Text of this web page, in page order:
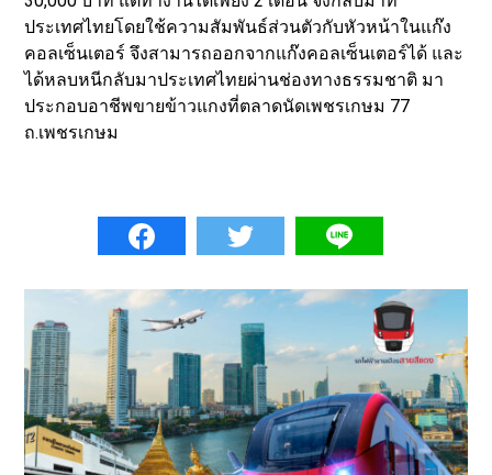
ประเทศไทยโดยใช้ความสัมพันธ์ส่วนตัวกับหัวหน้าในแก๊ง
คอลเซ็นเตอร์ จึงสามารถออกจากแก๊งคอลเซ็นเตอร์ได้ และ
ได้หลบหนีกลับมาประเทศไทยผ่านช่องทางธรรมชาติ มา
ประกอบอาชีพขายข้าวแกงที่ตลาดนัดเพชรเกษม 77
ถ.เพชรเกษม